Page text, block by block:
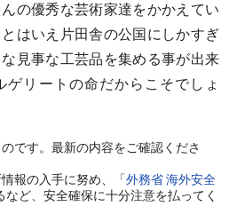
の優秀な芸術家達をかかえてい
はいえ片田舎の公国にしかすぎ
見事な工芸品を集める事が出来
ゲリートの命だからこそでしょ
です。最新の内容をご確認くださ
報の入手に努め、「外務省 海外安全
など、安全確保に十分注意を払ってく